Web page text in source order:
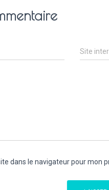
Site
dans le navigateur pour mon